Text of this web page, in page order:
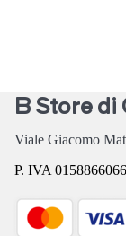
B Store
Viale Giacomo
P. IVA